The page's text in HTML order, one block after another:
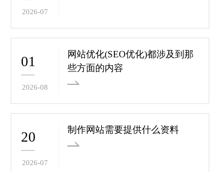
2026-07
01
2026-08
网站优化(SEO优化)都涉及到那
些方面的内容
20
2026-07
制作网站需要提供什么资料